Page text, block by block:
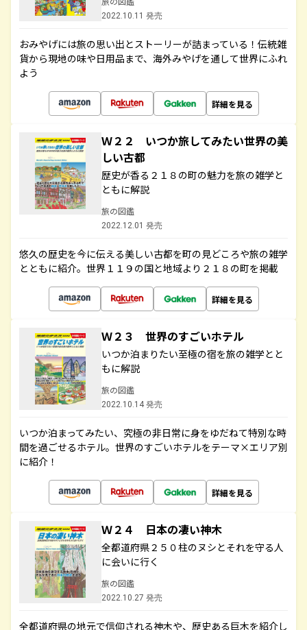
2022.10.11 発売
おみやげには旅の思い出とストーリーが詰まっている！伝統雑
貨から現地の味や日用品まで、海外みやげを通して世界にふれ
よう
詳細を見る
Ｗ２２ いつか旅してみたい世界の美
しい古都
歴史が香る２１８の町の魅力を旅の雑学と
ともに解説
旅の図鑑
2022.12.01 発売
悠久の歴史を今に伝える美しい古都を町の見どころや旅の雑学
とともに紹介。世界１１９の国と地域より２１８の町を掲載
詳細を見る
Ｗ２３ 世界のすごいホテル
いつか泊まりたい至極の宿を旅の雑学とと
もに解説
旅の図鑑
2022.10.14 発売
いつか泊まってみたい、究極の非日常に身をゆだねて特別な時
間を過ごせるホテル。世界のすごいホテルをテーマ×エリア別
に紹介！
詳細を見る
Ｗ２４ 日本の凄い神木
全都道府県２５０柱のヌシとそれを守る人
に会いに行く
旅の図鑑
2022.10.27 発売
全都道府県の地元で信仰される神木や、歴史ある巨木を紹介し